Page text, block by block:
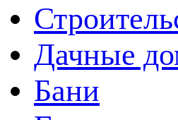
Дачные
Бани